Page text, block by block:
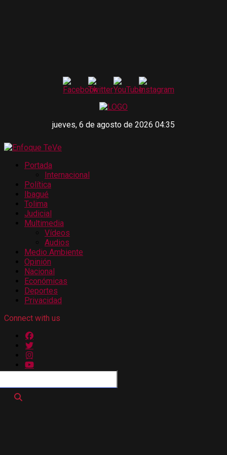
jueves, 6 de agosto de 2026 04:35
Portada
Internacional
Política
Ibagué
Tolima
Judicial
Multimedia
Vídeos
Audios
Medio Ambiente
Opinión
Nacional
Económicas
Deportes
Privacidad
Connect with us